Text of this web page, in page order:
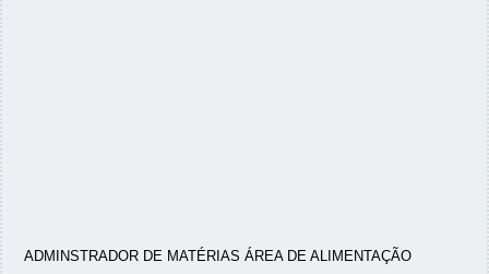
ADMINSTRADOR DE MATÉRIAS ÁREA DE ALIMENTAÇÃO